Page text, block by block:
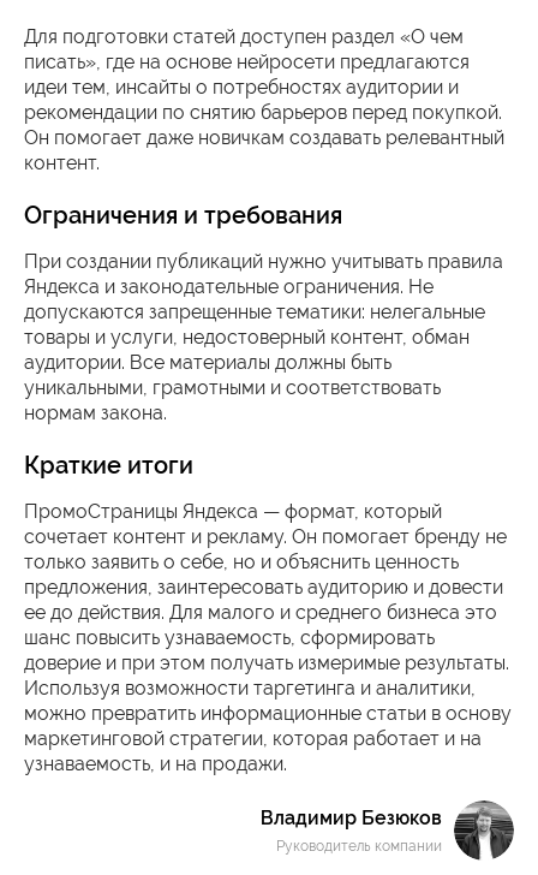
Для подготовки статей доступен раздел «О чем
писать», где на основе нейросети предлагаются
идеи тем, инсайты о потребностях аудитории и
рекомендации по снятию барьеров перед покупкой.
Он помогает даже новичкам создавать релевантный
контент.
Ограничения и требования
При создании публикаций нужно учитывать правила
Яндекса и законодательные ограничения. Не
допускаются запрещенные тематики: нелегальные
товары и услуги, недостоверный контент, обман
аудитории. Все материалы должны быть
уникальными, грамотными и соответствовать
нормам закона.
Краткие итоги
ПромоСтраницы Яндекса — формат, который
сочетает контент и рекламу. Он помогает бренду не
только заявить о себе, но и объяснить ценность
предложения, заинтересовать аудиторию и довести
ее до действия. Для малого и среднего бизнеса это
шанс повысить узнаваемость, сформировать
доверие и при этом получать измеримые результаты.
Используя возможности таргетинга и аналитики,
можно превратить информационные статьи в основу
маркетинговой стратегии, которая работает и на
узнаваемость, и на продажи.
Владимир Безюков
Руководитель компании